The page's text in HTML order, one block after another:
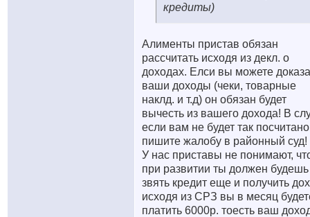
кредиты)
Алименты пристав обязан
рассчитать исходя из декл. о
доходах. Елси вы можете
ваши доходы (чеки, товарные
наклд. и т.д) он обязан будет
вычесть из вашего дохода! В
если вам не будет так посчитано
пишите жалобу в районный суд!
У нас приставы не понимают,
при развитии ты должен будешь
звять кредит еще и получить
исходя из СРЗ вы в месяц
платить 6000р. тоесть ваш